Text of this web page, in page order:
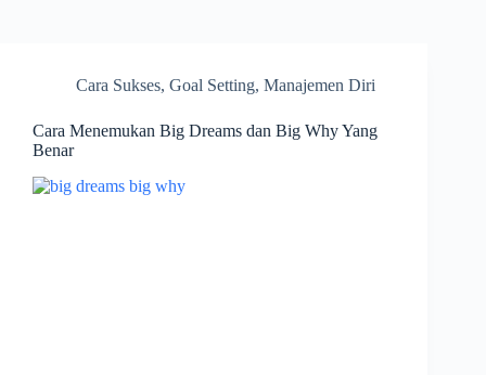
Cara Sukses, Goal Setting, Manajemen Diri
Cara Menemukan Big Dreams dan Big Why Yang
Benar